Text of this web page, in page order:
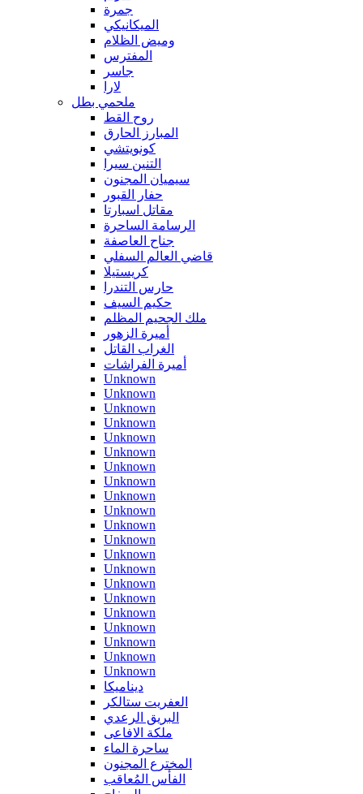
جمرة
الميكانيكي
وميض الظلام
المفترس
جاسر
لارا
ملحمي بطل
روح القط
المبارز الحارق
كونويتشي
التنين سيرا
سيميان المجنون
حفار القبور
مقاتل اسبارتا
الرسامة الساحرة
جناح العاصفة
قاضي العالم السفلي
كريستيلا
حارس التندرا
حكيم السيف
ملك الجحيم المظلم
أميرة الزهور
الغراب القاتل
أميرة الفراشات
Unknown
Unknown
Unknown
Unknown
Unknown
Unknown
Unknown
Unknown
Unknown
Unknown
Unknown
Unknown
Unknown
Unknown
Unknown
Unknown
Unknown
Unknown
Unknown
Unknown
Unknown
ديناميكا
العفريت ستالكر
البريق الرعدي
ملكة الافاعى
ساحرة الماء
المخترع المجنون
الفأس المُعاقب